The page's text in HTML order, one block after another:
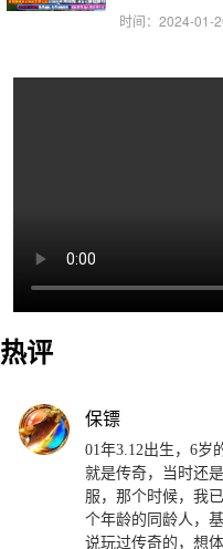
时间：2024-01-
热评
保镖
01年3.12出生，6岁
就是传奇，当时还
服，那个时候，我
个年龄的同龄人，
说玩过传奇的，想